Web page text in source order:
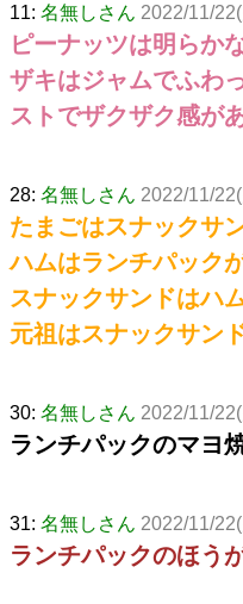
11: 名無しさん 2022/11/
ピーナッツは明らか
ザキはジャムでふわ
ストでザクザク感が
28: 名無しさん 2022/11/
たまごはスナックサ
ハムはランチパック
スナックサンドはハ
元祖はスナックサン
30: 名無しさん 2022/11/
ランチパックのマヨ
31: 名無しさん 2022/11/
ランチパックのほう